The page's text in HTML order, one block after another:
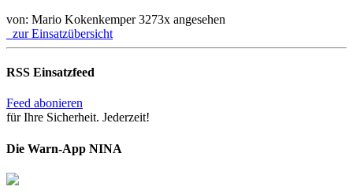
von: Mario Kokenkemper3273x angesehen
zur Einsatzübersicht
RSS Einsatzfeed
Feed abonieren
für Ihre Sicherheit. Jederzeit!
Die Warn-App NINA